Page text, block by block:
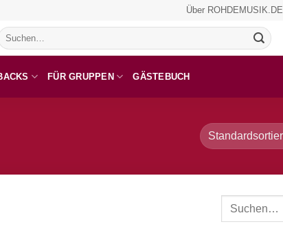
Über ROHDEMUSIK.DE
FÜR GRUPPEN GÄSTEBUCH